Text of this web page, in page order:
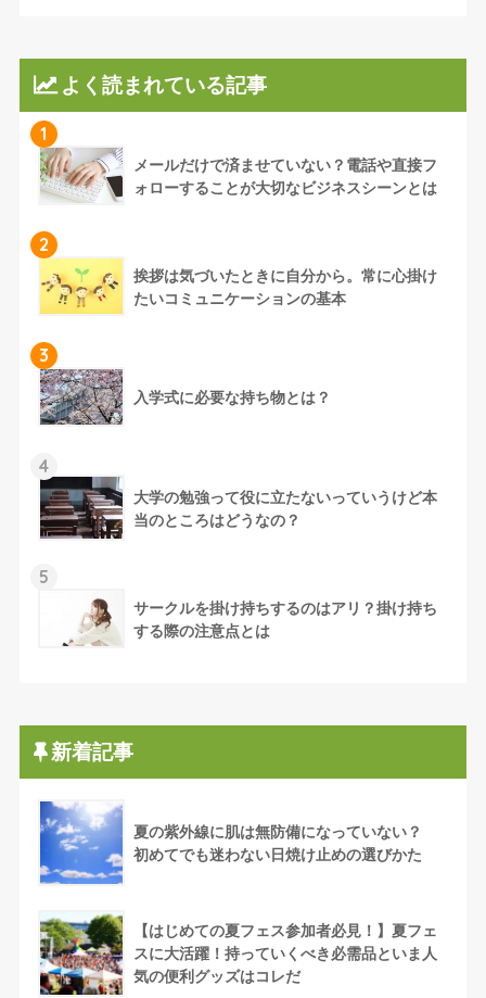
よく読まれている記事
1
メールだけで済ませていない？電話や直接フ
ォローすることが大切なビジネスシーンとは
2
挨拶は気づいたときに自分から。常に心掛け
たいコミュニケーションの基本
3
入学式に必要な持ち物とは？
4
大学の勉強って役に立たないっていうけど本
当のところはどうなの？
5
サークルを掛け持ちするのはアリ？掛け持ち
する際の注意点とは
新着記事
夏の紫外線に肌は無防備になっていない？
初めてでも迷わない日焼け止めの選びかた
【はじめての夏フェス参加者必見！】夏フェ
スに大活躍！持っていくべき必需品といま人
気の便利グッズはコレだ